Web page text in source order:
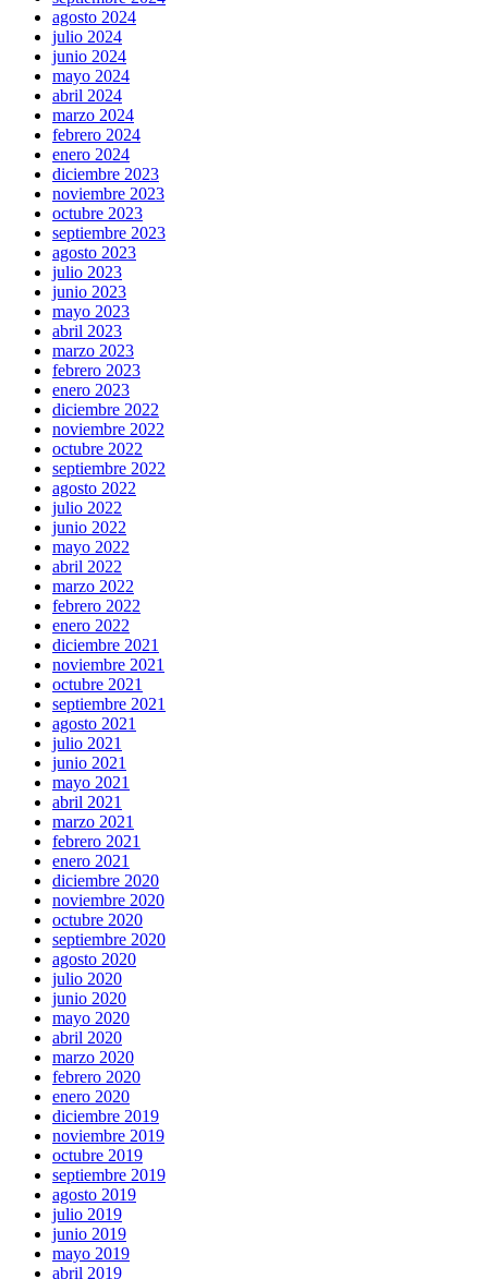
agosto 2024
julio 2024
junio 2024
mayo 2024
abril 2024
marzo 2024
febrero 2024
enero 2024
diciembre 2023
noviembre 2023
octubre 2023
septiembre 2023
agosto 2023
julio 2023
junio 2023
mayo 2023
abril 2023
marzo 2023
febrero 2023
enero 2023
diciembre 2022
noviembre 2022
octubre 2022
septiembre 2022
agosto 2022
julio 2022
junio 2022
mayo 2022
abril 2022
marzo 2022
febrero 2022
enero 2022
diciembre 2021
noviembre 2021
octubre 2021
septiembre 2021
agosto 2021
julio 2021
junio 2021
mayo 2021
abril 2021
marzo 2021
febrero 2021
enero 2021
diciembre 2020
noviembre 2020
octubre 2020
septiembre 2020
agosto 2020
julio 2020
junio 2020
mayo 2020
abril 2020
marzo 2020
febrero 2020
enero 2020
diciembre 2019
noviembre 2019
octubre 2019
septiembre 2019
agosto 2019
julio 2019
junio 2019
mayo 2019
abril 2019